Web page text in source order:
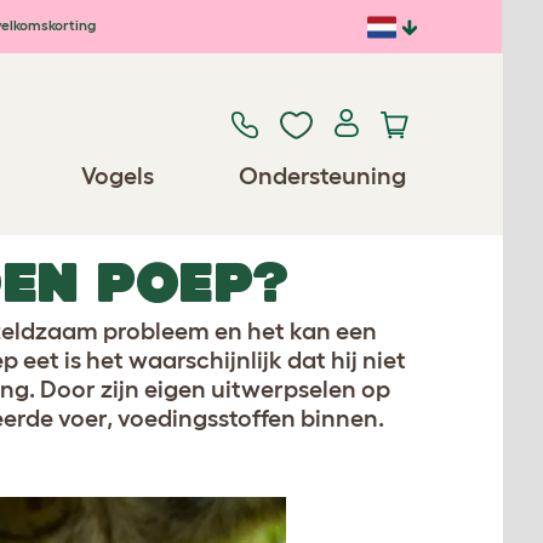
Vogels Ondersteuning
POEP?
probleem en het kan een
eet is het waarschijnlijk dat hij niet
Door zijn eigen uitwerpselen op
voer, voedingsstoffen binnen.